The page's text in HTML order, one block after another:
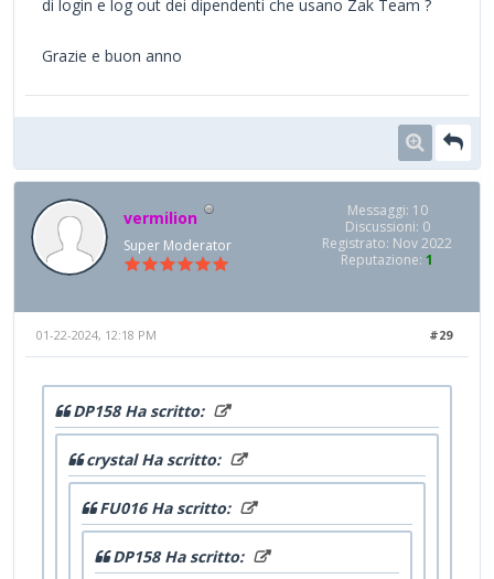
di login e log out dei dipendenti che usano Zak Team ?
Grazie e buon anno
vermilion
Super Moderator
Messaggi: 10
Discussioni: 0
Registrato: Nov 2022
Reputazione: 1
#29
01-22-2024, 12:18 PM
DP158 Ha scritto:
crystal Ha scritto:
FU016 Ha scritto:
DP158 Ha scritto: